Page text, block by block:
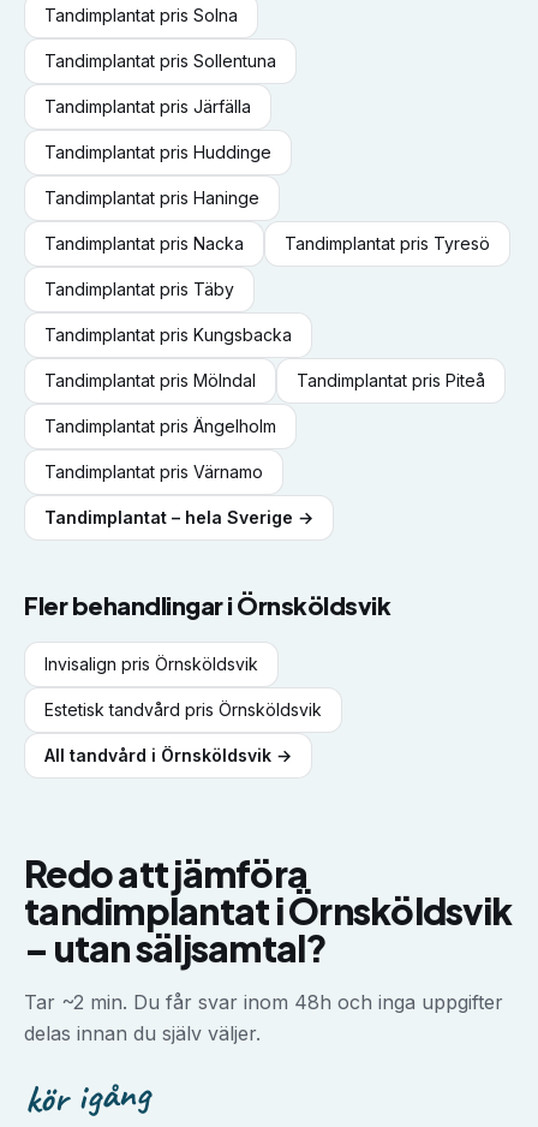
Tandimplantat pris Solna
Tandimplantat pris Sollentuna
Tandimplantat pris Järfälla
Tandimplantat pris Huddinge
Tandimplantat pris Haninge
Tandimplantat pris Nacka Tandimplantat pris Tyresö
Tandimplantat pris Täby
Tandimplantat pris Kungsbacka
Tandimplantat pris Mölndal Tandimplantat pris Piteå
Tandimplantat pris Ängelholm
Tandimplantat pris Värnamo
Tandimplantat – hela Sverige →
Fler behandlingar i Örnsköldsvik
Invisalign pris Örnsköldsvik
Estetisk tandvård pris Örnsköldsvik
All tandvård i Örnsköldsvik →
Redo att jämföra
tandimplantatiÖrnsköldsvik
– utan säljsamtal?
Tar ~2 min. Du får svar inom 48h och inga uppgifter
delas innan du själv väljer.
kör igång